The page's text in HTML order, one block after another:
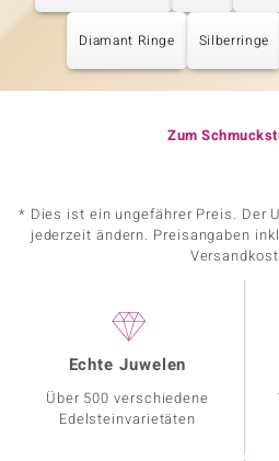
Diamant Ringe Silberringe
Zum
* Dies ist ein ungefährer Preis. Der
jederzeit ändern. Preisangaben
Echte Juwelen
Über 500 verschiedene
Edelsteinvarietäten